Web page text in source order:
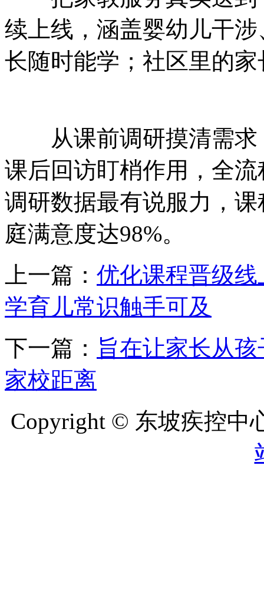
续上线，涵盖婴幼儿干
长随时能学；社区里的
从课前调研摸清需求
课后回访盯梢作用，全
调研数据最有说服力，
庭满意度达98%。
上一篇： 优化课程晋级
学育儿常识触手可及
下一篇： 旨在让家长从
家校距离
Copyright © 东坡疾控中